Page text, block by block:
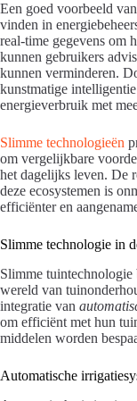
Een goed voorbeeld
vinden in
real-time gegevens om
kunnen gebruikers
kunnen verminderen.
kunstmatige
energieverbruik met
Slimme technologieën
om vergelijkbare
het dagelijks leven. De
deze ecosystemen is
efficiënter en
Slimme technologie in
Slimme
wereld van
integratie van
om efficiënt met hun
middelen worden
Automatische